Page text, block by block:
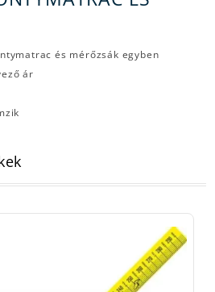
és mérőzsák egyben
ár